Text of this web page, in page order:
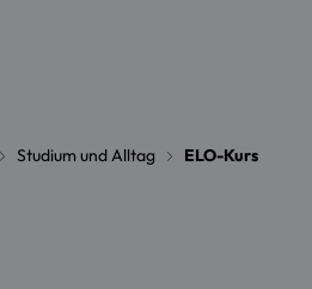
Studium und Alltag ELO-Kurs